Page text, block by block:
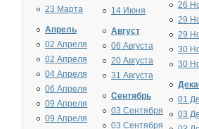
23 Марта
Апрель
02 Апреля
02 Апреля
04 Апреля
06 Апреля
09 Апреля
09 Апреля
14 Июня
Август
06 Августа
20 Августа
31 Августа
Сентябрь
03 Сентября
03 Сентября
26
29
29
30
30
01
03